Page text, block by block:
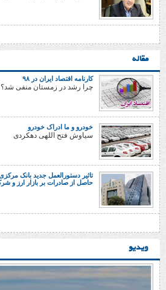
کارنامه اقتصاد ایران در ۹۸
چرا رشد در زمستان منفی شد؟
خودرو و ما ادراک خودرو
سیاوش فتح اللهی دهکردی
تاثیر دستورالعمل جدید بانک مرکزی در مورد بازگشت ارز
حاصل از صادرات بر بازار ارز و شرکت های کوچک